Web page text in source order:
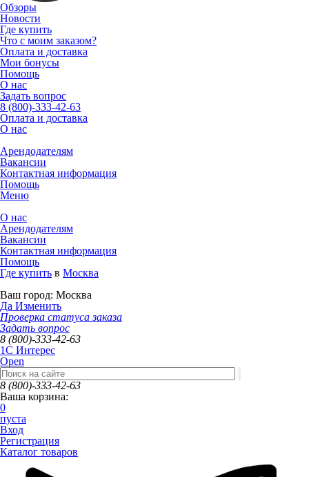
Обзоры
Новости
Где купить
Что с моим заказом?
Оплата и доставка
Мои бонусы
Помощь
О нас
Задать вопрос
8 (800)-333-42-63
Оплата и доставка
О нас
Арендодателям
Вакансии
Контактная информация
Помощь
Меню
О нас
Арендодателям
Вакансии
Контактная информация
Помощь
Где купить в Москва
Ваш город: Москва
Да Изменить
Проверка статуса заказа
Задать вопрос
8 (800)-333-42-63
1C Интерес
Open
8 (800)-333-42-63
Ваша корзина:
0
пуста
Вход
Регистрация
Каталог товаров